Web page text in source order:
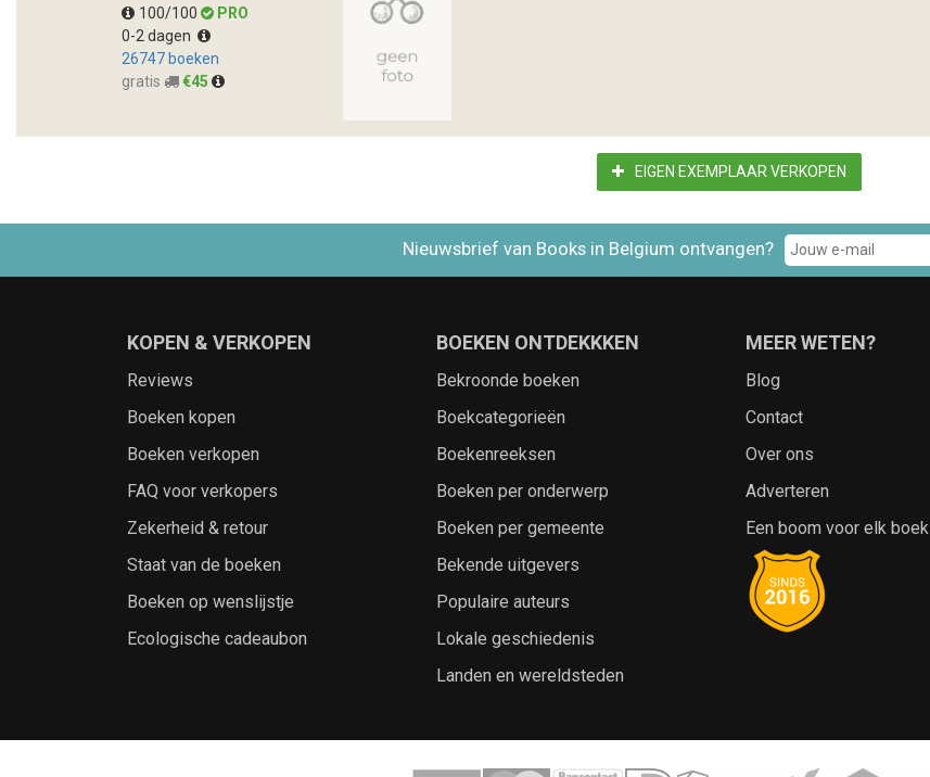
100/100
PRO
0-2 dagen
26747 boeken
gratis
€45
EIGEN EXEMPLAAR VERKOPEN
Nieuwsbrief van Books in Belgium ontvangen?
KOPEN & VERKOPEN
Reviews
Boeken kopen
Boeken verkopen
FAQ voor verkopers
Zekerheid & retour
Staat van de boeken
Boeken op wenslijstje
Ecologische cadeaubon
BOEKEN ONTDEKKKEN
Bekroonde boeken
Boekcategorieën
Boekenreeksen
Boeken per onderwerp
Boeken per gemeente
Bekende uitgevers
Populaire auteurs
Lokale geschiedenis
Landen en wereldsteden
MEER WETEN?
Blog
Contact
Over ons
Adverteren
Een boom voor elk boek